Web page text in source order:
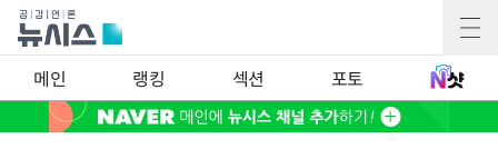
메인 랭킹 섹션 포토